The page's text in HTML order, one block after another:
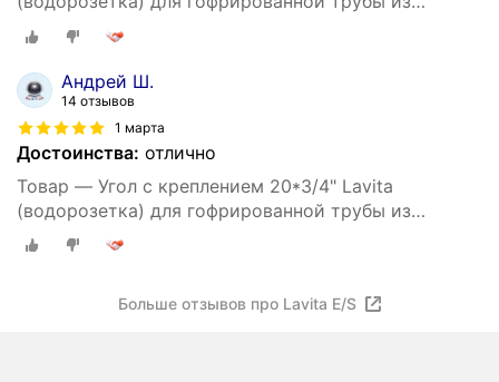
нержавеющей стали
Андрей Ш.
14 отзывов
1 марта
Достоинства: отлично
Товар — Угол с креплением 20*3/4" Lavita
(водорозетка) для гофрированной трубы из
нержавеющей стали
Больше отзывов про Lavita E/S